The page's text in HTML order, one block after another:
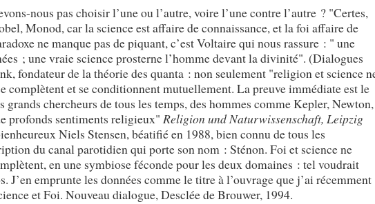
nous pas choisir l’une ou l’autre, voire l’une contre l’autre ? "Certes,
Monod, car la science est affaire de connaissance, et la foi affaire de
ne manque pas de piquant, c’est Voltaire qui nous rassure : " une
; une vraie science prosterne l’homme devant la divinité". (Dialogues
fondateur de la théorie des quanta : non seulement "religion et science
complètent et se conditionnent mutuellement. La preuve immédiate est le
chercheurs de tous les temps, des hommes comme Kepler, Newton,
profonds sentiments religieux" Religion und Naturwissenschaft, Leipzig
Niels Stensen, béatifié en 1988, bien connu de tous les
du canal parotidien qui porte son nom : Sténon. Foi et science ne
en une symbiose féconde pour les deux domaines : tel voudrait
J’en emprunte les données comme le titre à l’ouvrage que j’ai récemment
et Foi. Nouveau dialogue, Desclée de Brouwer, 1994.